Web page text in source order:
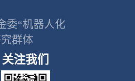
委“机器人化
群体
关注我们